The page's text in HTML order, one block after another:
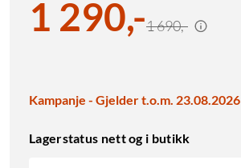
1 290,-1 690,-
Kampanje - Gjelder t.o.m. 23.08.2026
Lagerstatus nett og i butikk